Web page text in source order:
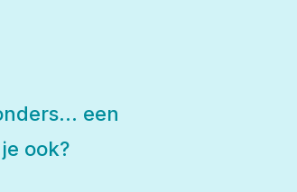
een
ook?